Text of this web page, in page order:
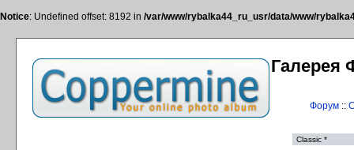
Notice: Undefined offset: 8192 in /var/www/rybalka44_ru_usr/data/www/
Галерея
Форум::